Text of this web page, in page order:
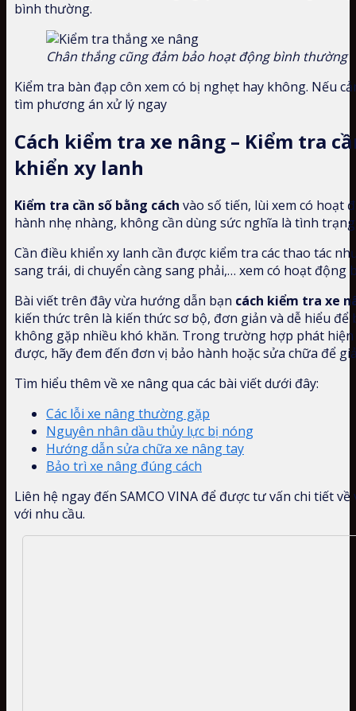
bình thường.
Chân thắng cũng đảm bảo hoạt động bình thường
Kiểm tra bàn đạp côn xem có bị nghẹt hay không. Nếu
tìm phương án xử lý ngay
Cách kiểm tra xe nâng – Kiểm tra
khiển xy lanh
Kiểm tra cần số bằng cách vào số tiến, lùi xem có hoạt
hành nhẹ nhàng, không cần dùng sức nghĩa là tình
Cần điều khiển xy lanh cần được kiểm tra các thao tác
sang trái, di chuyển càng sang phải,… xem có hoạt
Bài viết trên đây vừa hướng dẫn bạn cách kiểm tra xe
kiến thức trên là kiến thức sơ bộ, đơn giản và dễ hiểu
không gặp nhiều khó khăn. Trong trường hợp phát
được, hãy đem đến đơn vị bảo hành hoặc sửa chữa để
Tìm hiểu thêm về xe nâng qua các bài viết dưới đây:
Các lỗi xe nâng thường gặp
Nguyên nhân dầu thủy lực bị nóng
Hướng dẫn sửa chữa xe nâng tay
Bảo trì xe nâng đúng cách
Liên hệ ngay đến SAMCO VINA để được tư vấn chi tiết
với nhu cầu.